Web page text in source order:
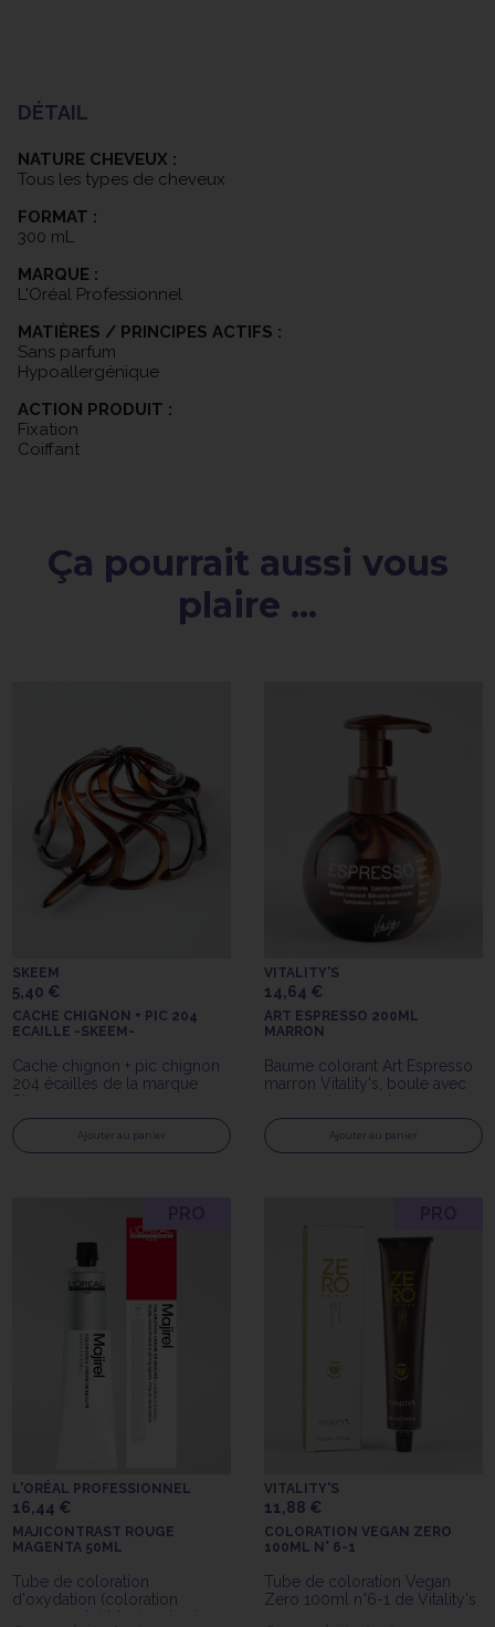
DÉTAIL
NATURE CHEVEUX :
Tous les types de cheveux
FORMAT :
300 mL
MARQUE :
L'Oréal Professionnel
MATIÈRES / PRINCIPES ACTIFS :
Sans parfum
Hypoallergénique
ACTION PRODUIT :
Fixation
Coiffant
Ça pourrait aussi vous
plaire ...
SKEEM
5,40 €
CACHE CHIGNON + PIC 204
ECAILLE -SKEEM-
Cache chignon + pic chignon
204 écailles de la marque
Skeem
Ajouter au panier
VITALITY'S
14,64 €
ART ESPRESSO 200ML
MARRON
Baume colorant Art Espresso
marron Vitality's, boule avec
pompe de 200ml
Ajouter au panier
L'ORÉAL PROFESSIONNEL
16,44 €
MAJICONTRAST ROUGE
MAGENTA 50ML
Tube de coloration
d'oxydation (coloration
permanente) Magicontrast
VITALITY'S
11,88 €
COLORATION VEGAN ZERO
100ML N° 6-1
Tube de coloration Vegan
Zero 100ml n°6-1 de Vitality's